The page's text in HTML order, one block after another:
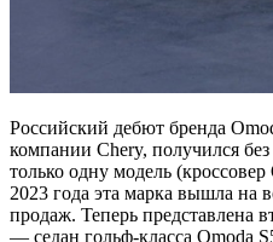
Российский дебют бренда
компании Chery, получился
только одну модель
2023 года эта марка вышла на
продаж. Теперь представлена
— седан гольф-класса Omoda